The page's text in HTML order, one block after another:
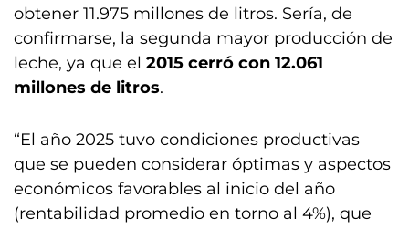
obtener 11.975 millones de litros. Sería, de
confirmarse, la segunda mayor producción de
leche, ya que el 2015 cerró con 12.061
millones de litros.
“El año 2025 tuvo condiciones productivas
que se pueden considerar óptimas y aspectos
económicos favorables al inicio del año
(rentabilidad promedio en torno al 4%), que